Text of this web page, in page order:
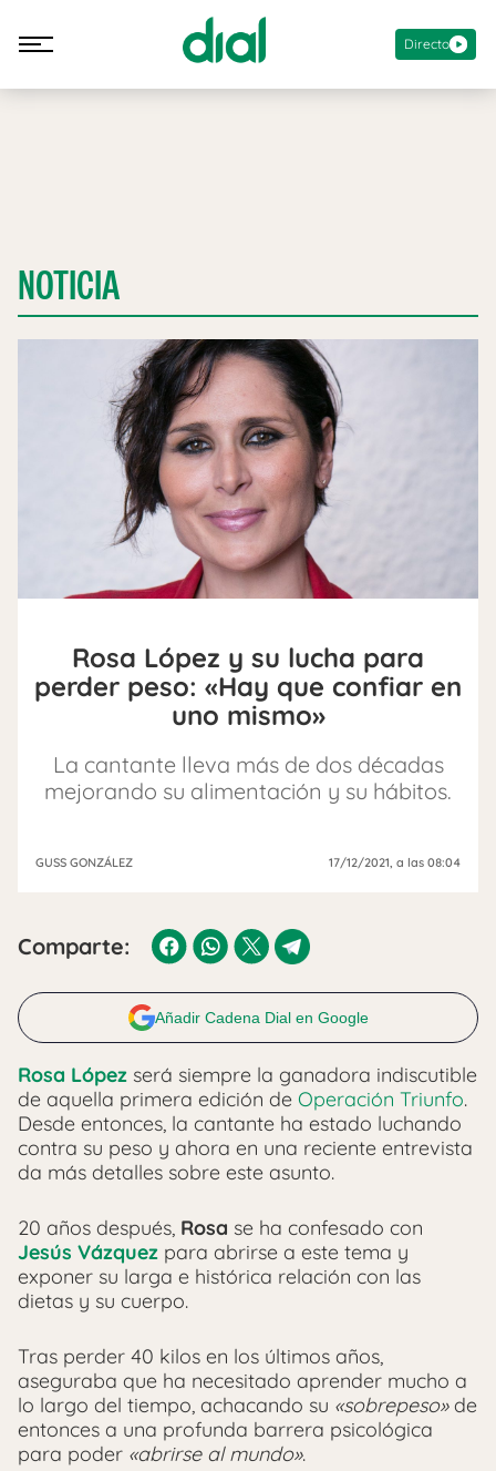
Directo
NOTICIA
Rosa López y su lucha para
perder peso: «Hay que confiar en
uno mismo»
La cantante lleva más de dos décadas
mejorando su alimentación y su hábitos.
GUSS GONZÁLEZ 17/12/2021, a las 08:04
Comparte:
Añadir Cadena Dial en Google
Rosa López será siempre la ganadora indiscutible
de aquella primera edición de Operación Triunfo.
Desde entonces, la cantante ha estado luchando
contra su peso y ahora en una reciente entrevista
da más detalles sobre este asunto.
20 años después, Rosa se ha confesado con
Jesús Vázquez para abrirse a este tema y
exponer su larga e histórica relación con las
dietas y su cuerpo.
Tras perder 40 kilos en los últimos años,
aseguraba que ha necesitado aprender mucho a
lo largo del tiempo, achacando su «sobrepeso»de
entonces a una profunda barrera psicológica
para poder «abrirse al mundo».